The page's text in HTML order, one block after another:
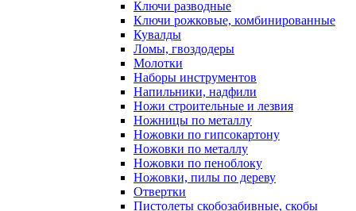
Ключи разводные
Ключи рожковые, комбинированные
Кувалды
Ломы, гвоздодеры
Молотки
Наборы инструментов
Напильники, надфили
Ножи строительные и лезвия
Ножницы по металлу
Ножовки по гипсокартону
Ножовки по металлу
Ножовки по пеноблоку
Ножовки, пилы по дереву
Отвертки
Пистолеты скобозабивные, скобы